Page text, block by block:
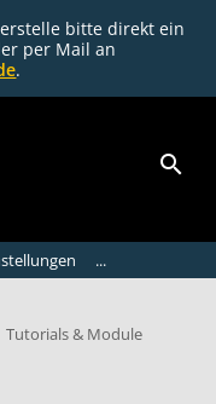
bitte direkt ein
per Mail an
.
...
Tutorials & Module